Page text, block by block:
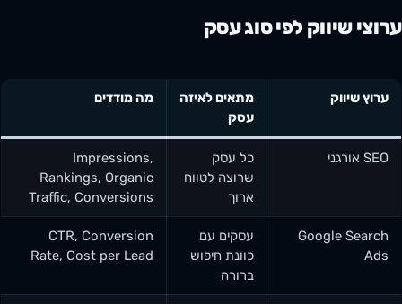
ערוצי שיווק לפי סוג עסק
ערוץ שיווק
מתאים לאיזה
עסק
מה מודדים
SEO אורגני
כל עסק
שרוצה לטווח
ארוך
Impressions,
Rankings, Organic
Traffic, Conversions
Google Search
Ads
עסקים עם
כוונת חיפוש
ברורה
CTR, Conversion
Rate, Cost per Lead